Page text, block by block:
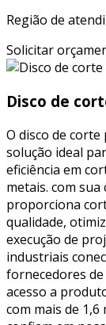
Região de
Solicitar
Disco de
O disco de corte
solução ideal
eficiência em
metais. com
proporciona
qualidade,
execução de
industriais
fornecedores
acesso a
com mais de